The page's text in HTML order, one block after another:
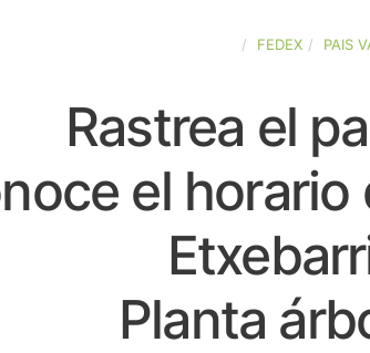
FEDEX PAIS
Rastrea el
el horario
Planta